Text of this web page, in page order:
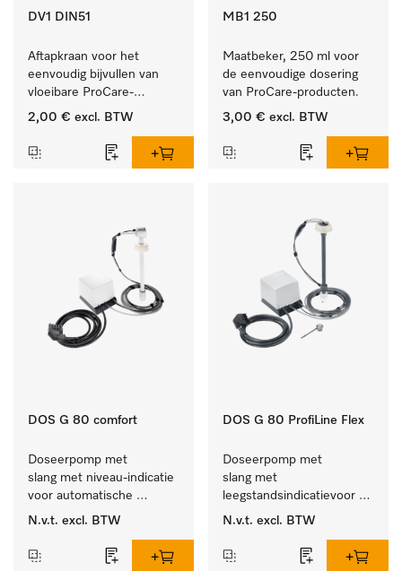
DV1 DIN51
Aftapkraan voor het
eenvoudig bijvullen van
vloeibare ProCare-
producten.
2,00 € excl. BTW
MB1 250
Maatbeker, 250 ml voor
de eenvoudige dosering
van ProCare-producten.
3,00 € excl. BTW
DOS G 80 comfort
Doseerpomp met
slang met niveau-indicatie
voor automatische
dosering van vloeibare
N.v.t. excl. BTW
DOS G 80 ProfiLine Flex
Doseerpomp met
slang met
leegstandsindicatievoor
de autom. dosering van
N.v.t. excl. BTW